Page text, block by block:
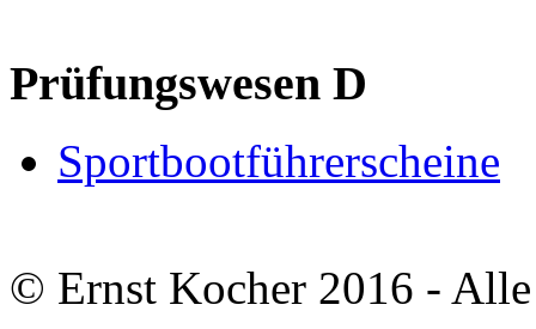
Prüfungswesen D
Sportbootführerscheine
© Ernst Kocher 2016 -